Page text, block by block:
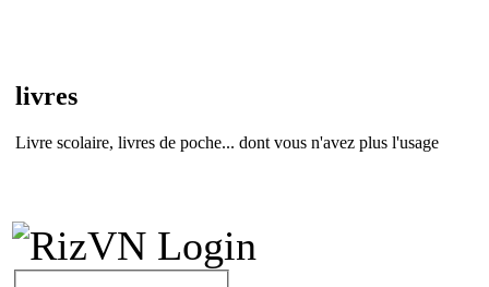
livres
Livre scolaire, livres de poche... dont vous n'avez plus l'usage